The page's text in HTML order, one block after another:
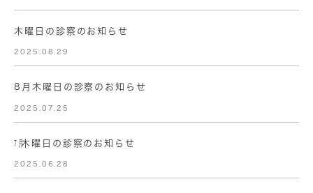
木曜日の診察のお知らせ
2025.08.29
8月木曜日の診察のお知らせ
2025.07.25
㋆木曜日の診察のお知らせ
2025.06.28